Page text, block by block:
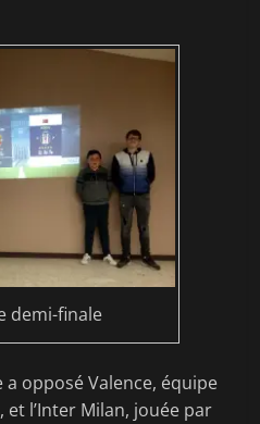
demi-finale
opposé Valence, équipe
l’Inter Milan, jouée par